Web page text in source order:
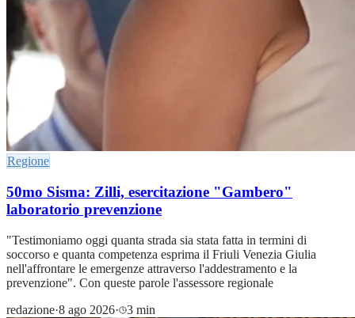
Regione
50mo Sisma: Zilli, esercitazione "Gambero"
laboratorio prevenzione
"Testimoniamo oggi quanta strada sia stata fatta in termini di
soccorso e quanta competenza esprima il Friuli Venezia Giulia
nell'affrontare le emergenze attraverso l'addestramento e la
prevenzione". Con queste parole l'assessore regionale
redazione·8 ago 2026· 3 min